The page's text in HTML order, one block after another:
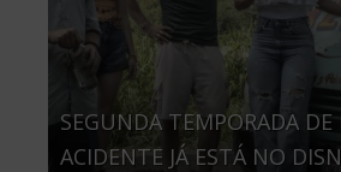
SEGUNDA TEMPORADA DE
ACIDENTE JÁ ESTÁ NO